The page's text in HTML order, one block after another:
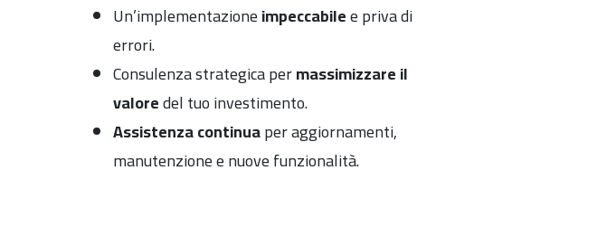
Un’implementazioneimpeccabilee priva di
errori.
Consulenza strategica permassimizzare il
valoredel tuo investimento.
Assistenza continuaper aggiornamenti,
manutenzione e nuove funzionalità.